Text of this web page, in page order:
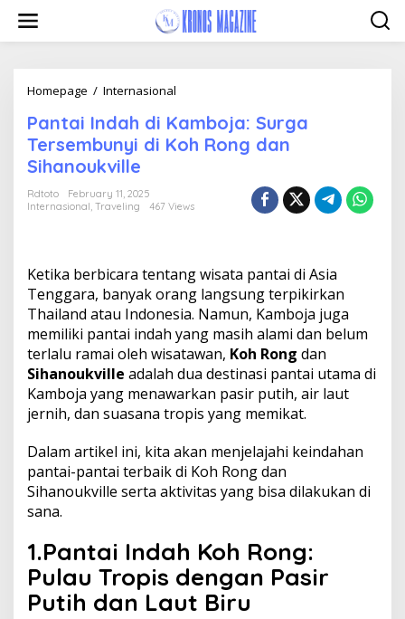
content
Homepage / Internasional
di
Kamboja:
Surga
Koh
Pantai Indah di Kamboja: Surga
Tersembunyi di Koh Rong dan
Sihanoukville
Rdtoto
February 11, 2025
Internasional, Traveling 467 Views
Ketika berbicara tentang wisata pantai di Asia
Tenggara, banyak orang langsung terpikirkan
Thailand atau Indonesia. Namun, Kamboja juga
memiliki pantai indah yang masih alami dan belum
terlalu ramai oleh wisatawan, Koh Rong dan
Sihanoukville adalah dua destinasi pantai utama di
Kamboja yang menawarkan pasir putih, air laut
jernih, dan suasana tropis yang memikat.
Dalam artikel ini, kita akan menjelajahi keindahan
pantai-pantai terbaik di Koh Rong dan
Sihanoukville serta aktivitas yang bisa dilakukan di
sana.
1.Pantai Indah Koh Rong:
Pulau Tropis dengan Pasir
Putih dan Laut Biru